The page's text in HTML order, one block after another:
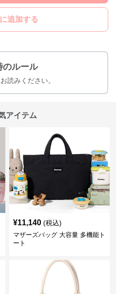
追加する
のルール
読みください。
アイテム
¥11,140 (税込)
マザーズバッグ 大容量 多機能ト
ート